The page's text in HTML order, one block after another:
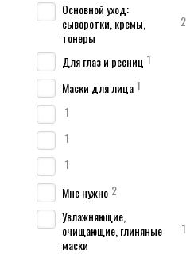
Основной уход:
сыворотки, кремы,
тонеры
2
Для глаз и ресниц 1
Маски для лица1
1
1
1
Мне нужно 2
Увлажняющие,
очищающие, глиняные
маски
1